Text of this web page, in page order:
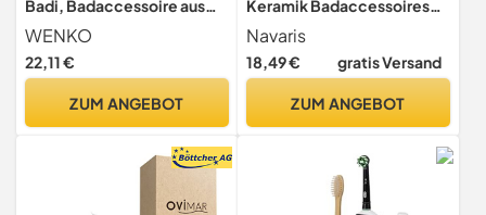
Badi, Badaccessoire aus
hochwertiger Keramik mit
Matter Oberfläche, inkl.
WC-Bürste mit Ø 7,5 cm
Schwarz mit Antihaft-
WENKO
22,11 €
ZUM ANGEBOT
Keramik Badaccessoires
Set - Schwarz - 3-teilig -
Zahnputzbecher,
Seifenablage, Spender -
Navaris
18,49 € gratis Versand
ZUM ANGEBOT